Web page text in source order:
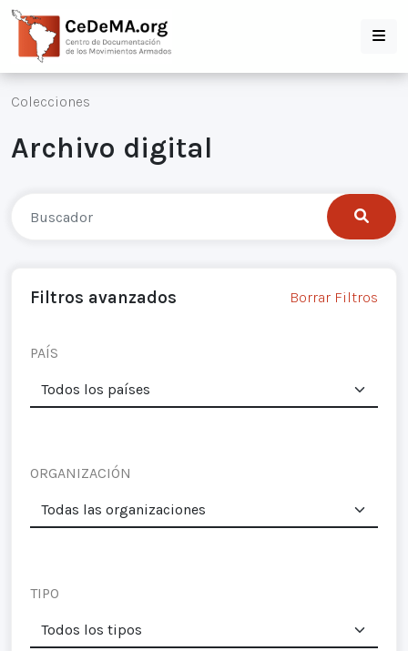
Colecciones
Archivo digital
Filtros avanzados Borrar Filtros
PAÍS
ORGANIZACIÓN
TIPO